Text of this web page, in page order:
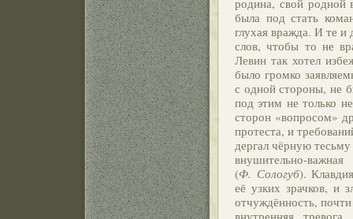
родина, свой родной
была под стать
глухая вражда. И те и
слов, чтобы то не
Левин так хотел
было громко
с одной стороны, не
под этим не только
сторон «вопросом»
протеста, и
дергал чёрную
внушительно-
(Ф. Сологуб).
её узких зрачков, и
отчуждённость,
внутренняя тревога